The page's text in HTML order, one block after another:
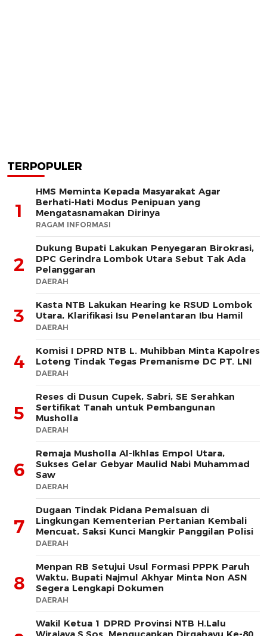
TERPOPULER
1
HMS Meminta Kepada Masyarakat Agar
Berhati-Hati Modus Penipuan yang
Mengatasnamakan Dirinya
RAGAM INFORMASI
2
Dukung Bupati Lakukan Penyegaran Birokrasi,
DPC Gerindra Lombok Utara Sebut Tak Ada
Pelanggaran
DAERAH
3
Kasta NTB Lakukan Hearing ke RSUD Lombok
Utara, Klarifikasi Isu Penelantaran Ibu Hamil
DAERAH
4
Komisi I DPRD NTB L. Muhibban Minta Kapolres
Loteng Tindak Tegas Premanisme DC PT. LNI
DAERAH
5
Reses di Dusun Cupek, Sabri, SE Serahkan
Sertifikat Tanah untuk Pembangunan
Musholla
DAERAH
6
Remaja Musholla Al-Ikhlas Empol Utara,
Sukses Gelar Gebyar Maulid Nabi Muhammad
Saw
DAERAH
7
Dugaan Tindak Pidana Pemalsuan di
Lingkungan Kementerian Pertanian Kembali
Mencuat, Saksi Kunci Mangkir Panggilan Polisi
DAERAH
8
Menpan RB Setujui Usul Formasi PPPK Paruh
Waktu, Bupati Najmul Akhyar Minta Non ASN
Segera Lengkapi Dokumen
DAERAH
Wakil Ketua 1 DPRD Provinsi NTB H.Lalu
Wirajaya.S.Sos. Mengucapkan Dirgahayu Ke-80